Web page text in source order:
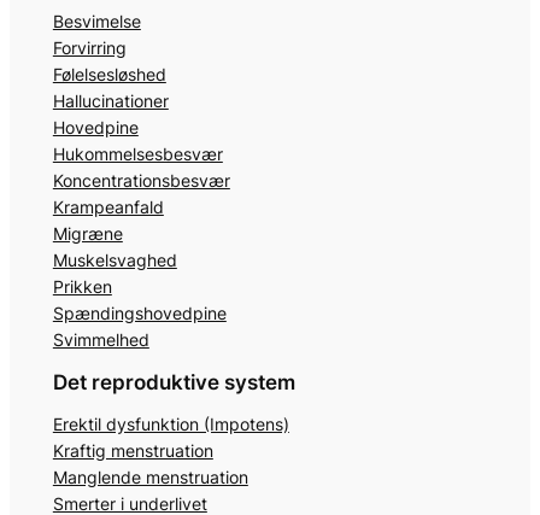
Besvimelse
Forvirring
Følelsesløshed
Hallucinationer
Hovedpine
Hukommelsesbesvær
Koncentrationsbesvær
Krampeanfald
Migræne
Muskelsvaghed
Prikken
Spændingshovedpine
Svimmelhed
Det reproduktive system
Erektil dysfunktion (Impotens)
Kraftig menstruation
Manglende menstruation
Smerter i underlivet